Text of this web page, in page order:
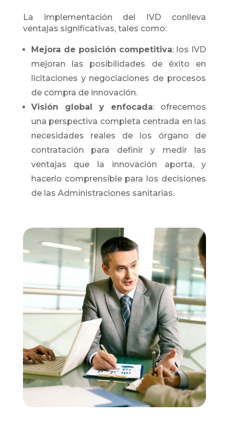
La implementación del IVD conlleva
ventajas significativas, tales como:
Mejora de posición competitiva: los IVD
mejoran las posibilidades de éxito en
licitaciones y negociaciones de procesos
de compra de innovación.
Visión global y enfocada: ofrecemos
una perspectiva completa centrada en las
necesidades reales de los órgano de
contratación para definir y medir las
ventajas que la innovación aporta, y
hacerlo comprensible para los decisiones
de las Administraciones sanitarias.